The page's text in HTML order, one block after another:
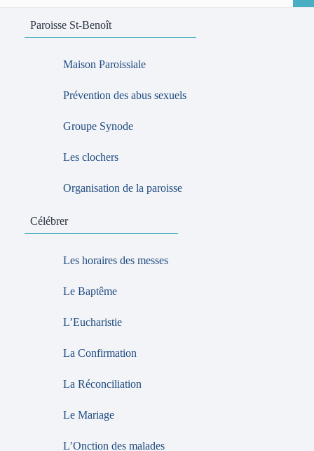
Paroisse St-Benoît
Maison Paroissiale
Prévention des abus sexuels
Groupe Synode
Les clochers
Organisation de la paroisse
Célébrer
Les horaires des messes
Le Baptême
L’Eucharistie
La Confirmation
La Réconciliation
Le Mariage
L’Onction des malades